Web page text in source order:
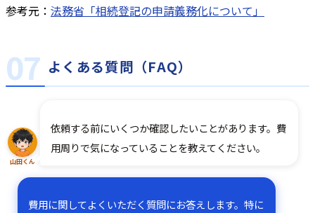
参考元： 法務省「相続登記の申請義務化について」
よくある質問（FAQ）
山田くん
依頼する前にいくつか確認したいことがあります。費
用周りで気になっていることを教えてください。
費用に関してよくいただく質問にお答えします。特に